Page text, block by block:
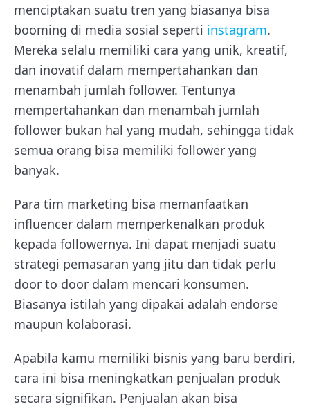
menciptakan suatu tren yang biasanya bisa
booming di media sosial seperti instagram.
Mereka selalu memiliki cara yang unik, kreatif,
dan inovatif dalam mempertahankan dan
menambah jumlah follower. Tentunya
mempertahankan dan menambah jumlah
follower bukan hal yang mudah, sehingga tidak
semua orang bisa memiliki follower yang
banyak.
Para tim marketing bisa memanfaatkan
influencer dalam memperkenalkan produk
kepada followernya. Ini dapat menjadi suatu
strategi pemasaran yang jitu dan tidak perlu
door to door dalam mencari konsumen.
Biasanya istilah yang dipakai adalah endorse
maupun kolaborasi.
Apabila kamu memiliki bisnis yang baru berdiri,
cara ini bisa meningkatkan penjualan produk
secara signifikan. Penjualan akan bisa